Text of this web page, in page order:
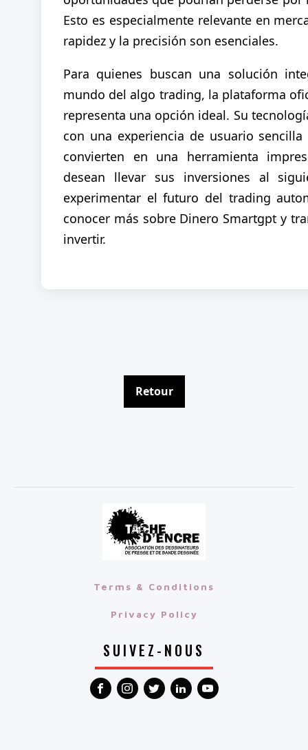
Esto es especialmente relevante en
rapidez y la precisión son esenciales.
Para quienes buscan una solución
mundo del algo trading, la plataforma
representa una opción ideal. Su
con una experiencia de usuario
convierten en una herramienta
desean llevar sus inversiones al
experimentar el futuro del trading
conocer más sobre Dinero Smartgpt y
invertir.
Retour
Terms & Conditions
Privacy Policy
SUIVEZ-NOUS